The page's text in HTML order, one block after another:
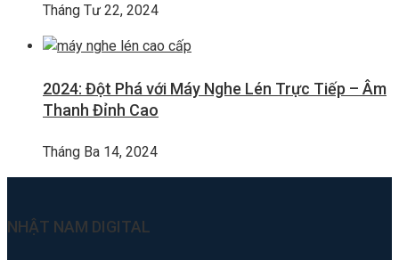
Tháng Tư 22, 2024
2024: Đột Phá với Máy Nghe Lén Trực Tiếp – Âm
Thanh Đỉnh Cao
Tháng Ba 14, 2024
NHẬT NAM DIGITAL